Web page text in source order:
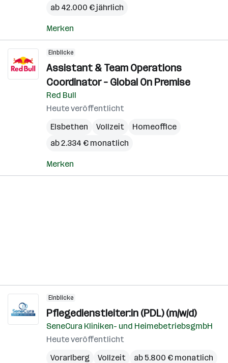
ab 42.000 € jährlich
Merken
Einblicke
Assistant & Team Operations
Coordinator – Global On Premise
Red Bull
Heute veröffentlicht
Elsbethen
Vollzeit
Homeoffice
ab 2.334 € monatlich
Merken
Einblicke
Pflegedienstleiter:in (PDL) (m/w/d)
SeneCura Kliniken- und HeimebetriebsgmbH
Heute veröffentlicht
Vorarlberg
Vollzeit ab 5.800 € monatlich